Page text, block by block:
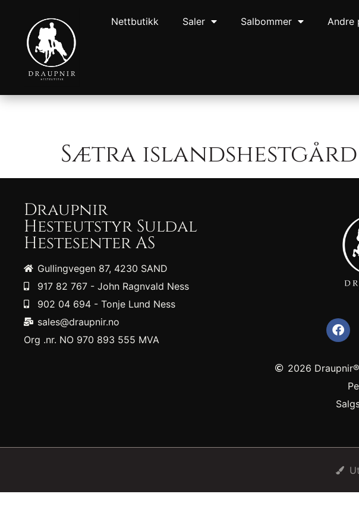
Nettbutikk Saler Salbommer Andre
Sætra islandshestgård
Draupnir
Hesteutstyr Suldal
Hestesenter AS
Gullingvegen 87, 4230 SAND
917 82 767 - John Ragnvald Ness
902 04 694 - Tonje Lund Ness
sales@draupnir.no
Org .nr. NO 970 893 555 MVA
2026